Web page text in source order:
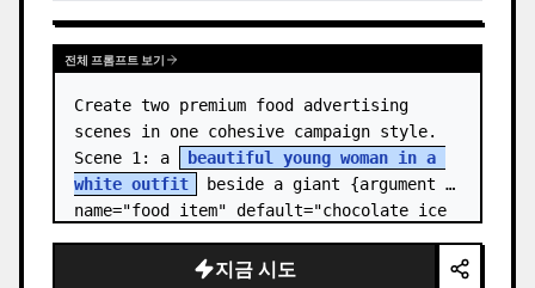
전체 프롬프트 보기
Create two premium food advertising
scenes in one cohesive campaign style.
Scene 1: a
beautiful young woman in a
white outfit
beside a giant {argument
name="food item" default="chocolate ice
지금 시도